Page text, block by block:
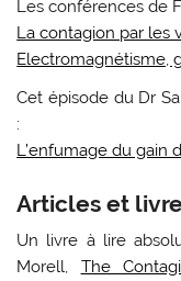
Les conférences de
La contagion par les
Electromagnétisme,
Cet épisode du Dr
:
L’enfumage du gain
Articles et
Un livre à lire
Morell, The